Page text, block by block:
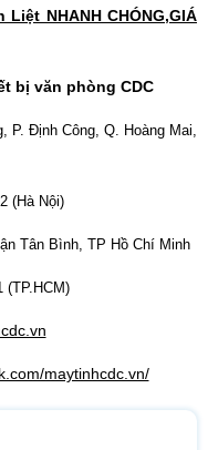
NHANH CHÓNG,GIÁ
bị văn phòng CDC
P. Định Công, Q. Hoàng Mai,
(Hà Nội)
Tân Bình, TP Hồ Chí Minh
(TP.HCM)
maytinhcdc.vn/